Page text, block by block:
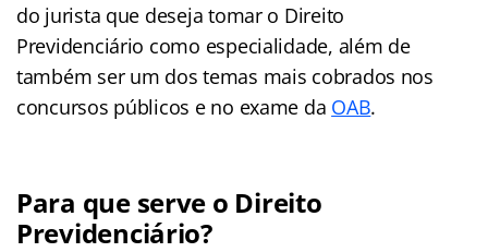
do jurista que deseja tomar o Direito
Previdenciário como especialidade, além de
também ser um dos temas mais cobrados nos
concursos públicos e no exame da OAB.
Para que serve o Direito
Previdenciário?